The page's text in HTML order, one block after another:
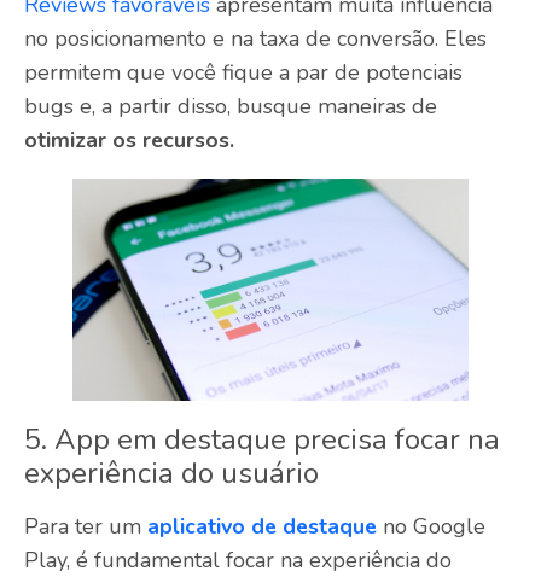
no posicionamento e na taxa de conversão. Eles
permitem que você fique a par de potenciais
bugs e, a partir disso, busque maneiras de
otimizar os recursos.
5. App em destaque precisa focar na
experiência do usuário
Para ter um aplicativo de destaque no Google
Play, é fundamental focar na experiência do